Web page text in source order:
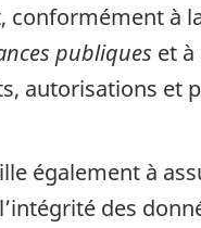
conformément à
publiques et à
autorisations et
également à
des